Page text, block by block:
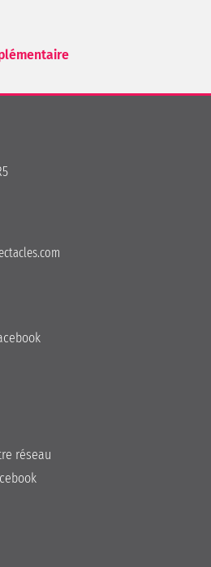
réseau